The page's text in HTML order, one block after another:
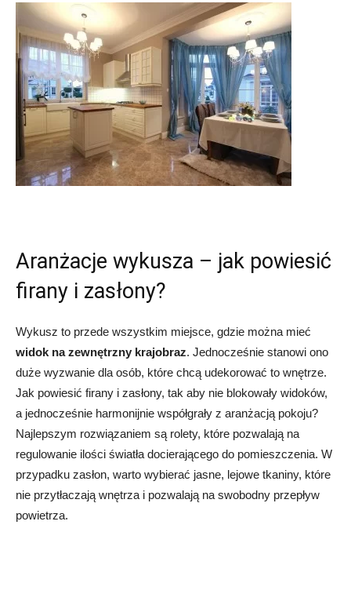
Aranżacje wykusza – jak powiesić
firany i zasłony?
Wykusz to przede wszystkim miejsce, gdzie można mieć
widok na zewnętrzny krajobraz. Jednocześnie stanowi ono
duże wyzwanie dla osób, które chcą udekorować to wnętrze.
Jak powiesić firany i zasłony, tak aby nie blokowały widoków,
a jednocześnie harmonijnie współgrały z aranżacją pokoju?
Najlepszym rozwiązaniem są rolety, które pozwalają na
regulowanie ilości światła docierającego do pomieszczenia. W
przypadku zasłon, warto wybierać jasne, lejowe tkaniny, które
nie przytłaczają wnętrza i pozwalają na swobodny przepływ
powietrza.